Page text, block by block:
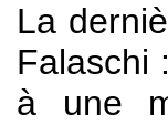
La
Falaschi
à une